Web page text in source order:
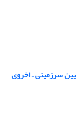
سرزمینی ـ اخروی